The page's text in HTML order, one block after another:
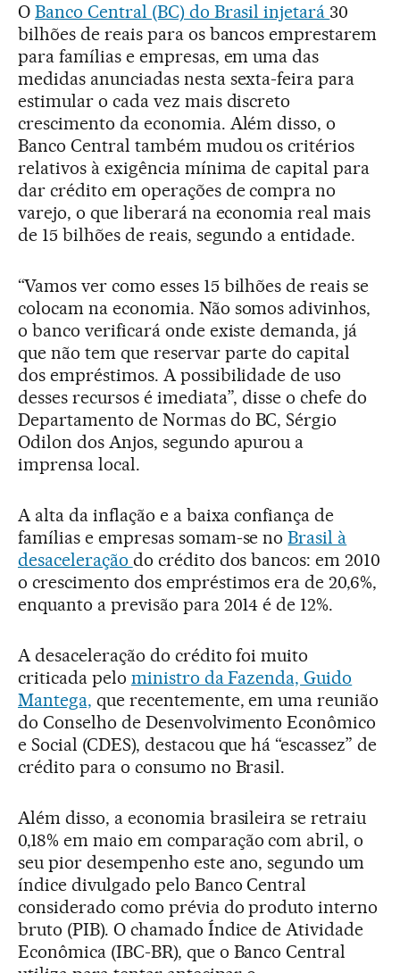
O Banco Central (BC) do Brasil injetará 30
bilhões de reais para os bancos emprestarem
para famílias e empresas, em uma das
medidas anunciadas nesta sexta-feira para
estimular o cada vez mais discreto
crescimento da economia. Além disso, o
Banco Central também mudou os critérios
relativos à exigência mínima de capital para
dar crédito em operações de compra no
varejo, o que liberará na economia real mais
de 15 bilhões de reais, segundo a entidade.
“Vamos ver como esses 15 bilhões de reais se
colocam na economia. Não somos adivinhos,
o banco verificará onde existe demanda, já
que não tem que reservar parte do capital
dos empréstimos. A possibilidade de uso
desses recursos é imediata”, disse o chefe do
Departamento de Normas do BC, Sérgio
Odilon dos Anjos, segundo apurou a
imprensa local.
A alta da inflação e a baixa confiança de
famílias e empresas somam-se noBrasil à
desaceleração do crédito dos bancos: em 2010
o crescimento dos empréstimos era de 20,6%,
enquanto a previsão para 2014 é de 12%.
A desaceleração do crédito foi muito
criticada pelo ministro da Fazenda, Guido
Mantega, que recentemente, em uma reunião
do Conselho de Desenvolvimento Econômico
e Social (CDES), destacou que há “escassez” de
crédito para o consumo no Brasil.
Além disso, a economia brasileira se retraiu
0,18% em maio em comparação com abril, o
seu pior desempenho este ano, segundo um
índice divulgado pelo Banco Central
considerado como prévia do produto interno
bruto (PIB). O chamado Índice de Atividade
Econômica (IBC-BR), que o Banco Central